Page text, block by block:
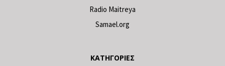
Radio Maitreya
Samael.org
ΚΑΤΗΓΟΡΊΕΣ